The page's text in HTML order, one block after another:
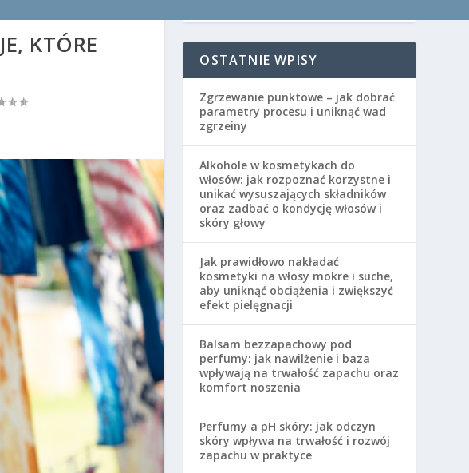
KTÓRE
OSTATNIE WPISY
Zgrzewanie punktowe – jak dobrać
parametry procesu i uniknąć wad
zgrzeiny
Alkohole w kosmetykach do
włosów: jak rozpoznać korzystne i
unikać wysuszających składników
oraz zadbać o kondycję włosów i
skóry głowy
Jak prawidłowo nakładać
kosmetyki na włosy mokre i suche,
aby uniknąć obciążenia i zwiększyć
efekt pielęgnacji
Balsam bezzapachowy pod
perfumy: jak nawilżenie i baza
wpływają na trwałość zapachu oraz
komfort noszenia
Perfumy a pH skóry: jak odczyn
skóry wpływa na trwałość i rozwój
zapachu w praktyce